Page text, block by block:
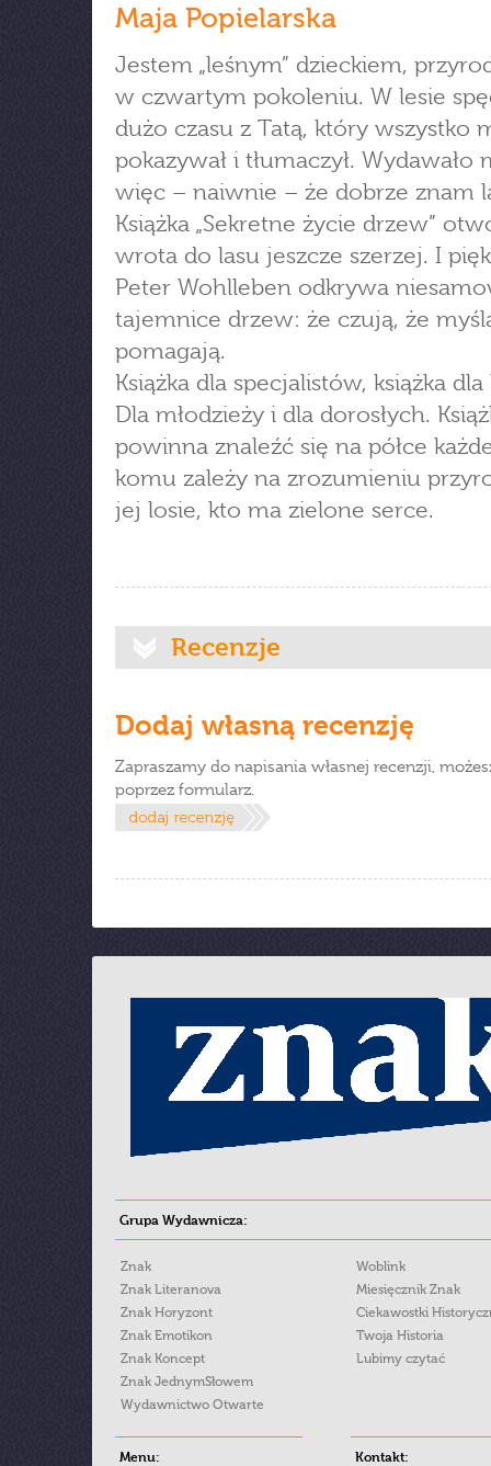
Maja Popielarska
Jestem „leśnym” dzieckiem,
w czwartym pokoleniu. W lesie
dużo czasu z Tatą, który wszystko
pokazywał i tłumaczył. Wydawało
więc – naiwnie – że dobrze znam
Książka „Sekretne życie drzew”
wrota do lasu jeszcze szerzej. I
Peter Wohlleben odkrywa
tajemnice drzew: że czują, że
pomagają.
Książka dla specjalistów, książka
Dla młodzieży i dla dorosłych.
powinna znaleźć się na półce
komu zależy na zrozumieniu
jej losie, kto ma zielone serce.
Recenzje
Dodaj własną recenzję
Zapraszamy do napisania własnej recenzji,
poprzez formularz.
Grupa Wydawnicza:
Znak
Znak Literanova
Znak Horyzont
Znak Emotikon
Znak Koncept
Znak JednymSłowem
Wydawnictwo Otwarte
Woblink
Miesięcznik Znak
Ciekawostki
Twoja Historia
Lubimy czytać
Menu: Kontakt: